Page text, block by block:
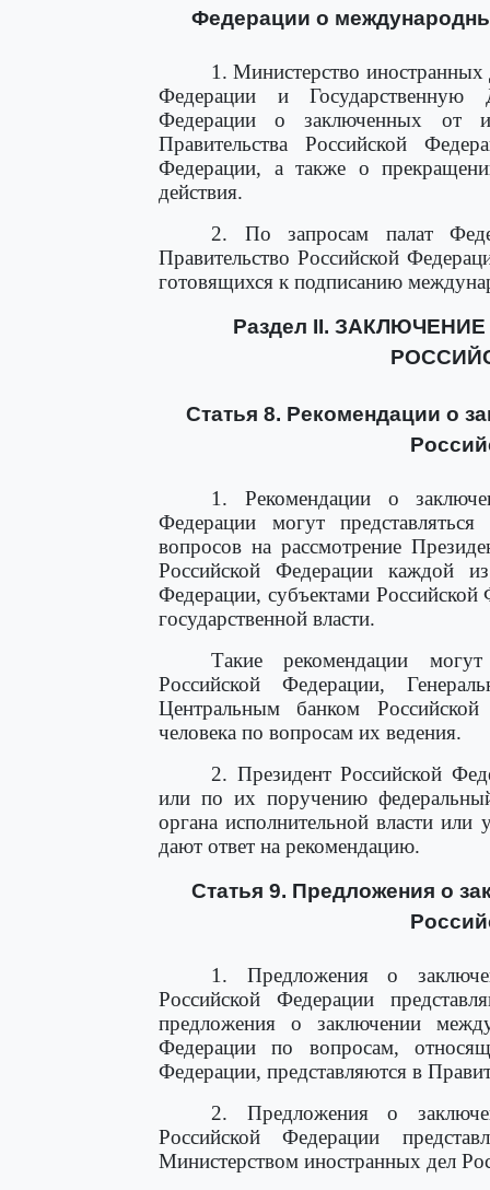
Федерации о
1. Министерство
Федерации и Государственную
Федерации о заключенных от
Правительства Российской
Федерации, а также о
действия.
2. По запросам палат
Правительство Российской
готовящихся к подписанию
Раздел II.
Статья 8. Рекомендации о
1. Рекомендации о
Федерации могут
вопросов на рассмотрение
Российской Федерации каждой
Федерации, субъектами
государственной власти.
Такие рекомендации
Российской Федерации,
Центральным банком
человека по вопросам их ведения.
2. Президент Российской
или по их поручению
органа исполнительной власти
дают ответ на рекомендацию.
Статья 9. Предложения о
1. Предложения о
Российской Федерации
предложения о заключении
Федерации по вопросам,
Федерации, представляются в
2. Предложения о
Российской Федерации
Министерством иностранных дел